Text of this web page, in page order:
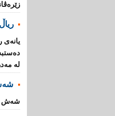
یانه‌ی‌
له‌
شەش